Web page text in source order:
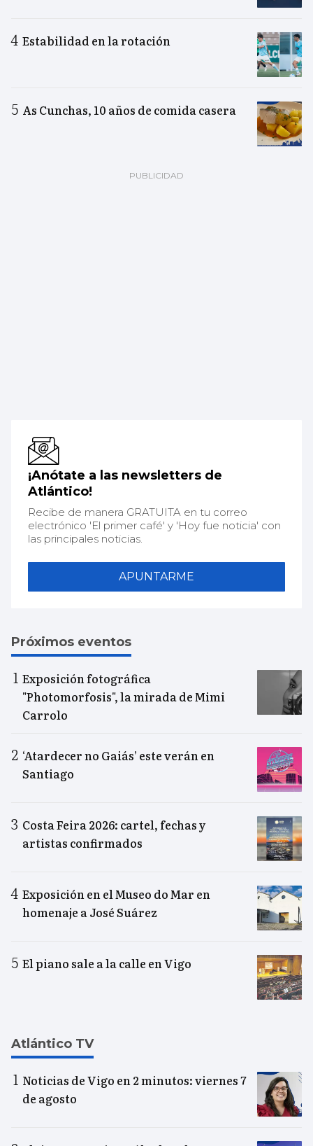
Estabilidad en la rotación
As Cunchas, 10 años de comida casera
¡Anótate a las newsletters de
Atlántico!
Recibe de manera GRATUITA en tu correo
electrónico 'El primer café' y 'Hoy fue noticia' con
las principales noticias.
APUNTARME
Próximos eventos
Exposición fotográfica
"Photomorfosis", la mirada de Mimi
Carrolo
‘Atardecer no Gaiás’ este verán en
Santiago
Costa Feira 2026: cartel, fechas y
artistas confirmados
Exposición en el Museo do Mar en
homenaje a José Suárez
El piano sale a la calle en Vigo
Atlántico TV
Noticias de Vigo en 2 minutos: viernes 7
de agosto